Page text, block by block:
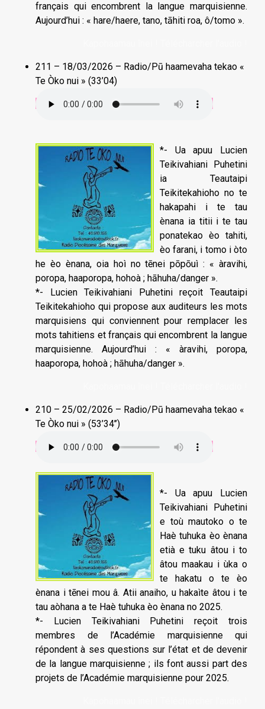
français qui encombrent la langue marquisienne.
Aujourd’hui : « hare/haere, tano, tāhiti roa, ô/tomo ».
211 – 18/03/2026 – Radio/Pū haamevaha tekao «
Te Òko nui » (33’04)
*- Ua apuu Lucien
Teikivahiani Puhetini
ia Teautaipi
Teikitekahioho no te
hakapahi i te tau
ènana ia titii i te tau
ponatekao èo tahiti,
èo farani, i tomo i òto
he èo ènana, oia hoì no tēnei pōpōuì : « àravihi,
poropa, haaporopa, hohoà ; hāhuha/danger ».
*- Lucien Teikivahiani Puhetini reçoit Teautaipi
Teikitekahioho qui propose aux auditeurs les mots
marquisiens qui conviennent pour remplacer les
mots tahitiens et français qui encombrent la langue
marquisienne. Aujourd’hui : « àravihi, poropa,
haaporopa, hohoà ; hāhuha/danger ».
210 – 25/02/2026 – Radio/Pū haamevaha tekao «
Te Òko nui » (53’34’’)
*- Ua apuu Lucien
Teikivahiani Puhetini
e toù mautoko o te
Haè tuhuka èo ènana
etià e tuku âtou i to
âtou maakau i ùka o
te hakatu o te èo
ènana i tēnei mou â. Atii anaiho, u hakaìte âtou i te
tau aòhana a te Haè tuhuka èo ènana no 2025.
*- Lucien Teikivahiani Puhetini reçoit trois
membres de l’Académie marquisienne qui
répondent à ses questions sur l’état et de devenir
de la langue marquisienne ; ils font aussi part des
projets de l’Académie marquisienne pour 2025.